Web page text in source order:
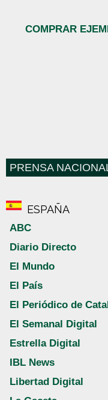
COMPRAR
PRENSA
ESPAÑA
ABC
Diario Directo
El Mundo
El País
El Periódico de
El Semanal Digital
Estrella Digital
IBL News
Libertad Digital